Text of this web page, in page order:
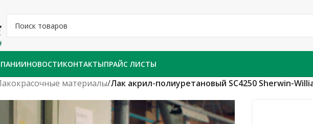
НОВОСТИКОНТАКТЫПРАЙС ЛИСТЫ
материалы/Лак акрил-полиуретановый SC4250 Sherwin-